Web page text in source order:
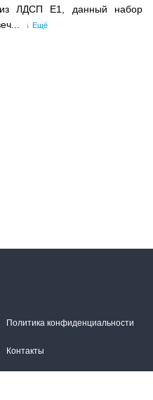
из ЛДСП Е1, данный набор
↓ Ещё
Политика конфиденциальности
Контакты